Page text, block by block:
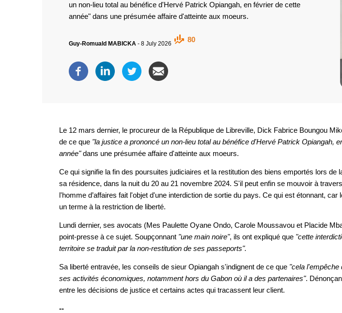
un non-lieu total au bénéfice d'Hervé Patrick Opiangah, en février de cette
année" dans une présumée affaire d'atteinte aux moeurs.
Guy-Romuald MABICKA - 8 July 2026
80
Le 12 mars dernier, le procureur de la République de Libreville, Dick Fabrice Boungou
de ce que "la justice a prononcé un non-lieu total au bénéfice d'Hervé Patrick Opiangah,
année"dans une présumée affaire d'atteinte aux moeurs.
Ce qui signifie la fin des poursuites judiciaires et la restitution des biens emportés lors de
sa résidence, dans la nuit du 20 au 21 novembre 2024. S'il peut enfin se mouvoir à
l'homme d’affaires fait l'objet d'une interdiction de sortie du pays. Ce qui est étonnant, car
un terme à la restriction de liberté.
Lundi dernier, ses avocats (Mes Paulette Oyane Ondo, Carole Moussavou et Placide
point-presse à ce sujet. Soupçonnant "une main noire", ils ont expliqué que "cette
territoire se traduit par la non-restitution de ses passeports".
Sa liberté entravée, les conseils de sieur Opiangah s'indignent de ce que "cela l'empêche
ses activités économiques, notamment hors du Gabon où il a des partenaires".
entre les décisions de justice et certains actes qui tracassent leur client.
--